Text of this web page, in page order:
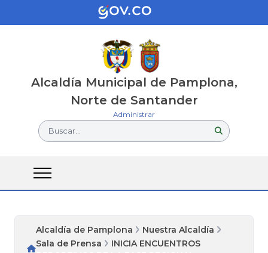
Alcaldía Municipal de Pamplona,
Norte de Santander
Administrar
Buscar...
Alcaldía de Pamplona
Nuestra Alcaldía
Sala de Prensa
INICIA ENCUENTROS